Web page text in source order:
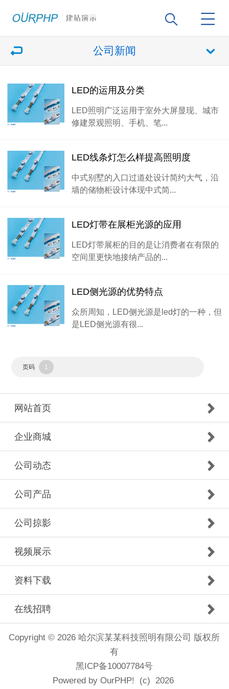
公司新闻
LED的运用及分类
LED照明广泛运用于室外大屏显现、城市
修建景观照明、手机、笔...
LED线条灯怎么样提高照明度
中式别墅的入口过道处设计简约大气，沿
墙的储物柜设计体现中式简...
LED灯带在展柜光源的应用
LED灯带展柜的目的是让消费者在有限的
空间里更快地接纳产品的...
LED侧光源的优势特点
众所周知，LED侧光源是led灯的一种，但
是LED侧光源有很...
页码 1
网站首页
企业商城
公司动态
公司产品
公司掠影
视频展示
资料下载
在线招聘
Copyright © 2026 哈尔滨某某科技照明有限公司 版权所
有
黑ICP备10007784号
Powered by OurPHP! (c) 2026